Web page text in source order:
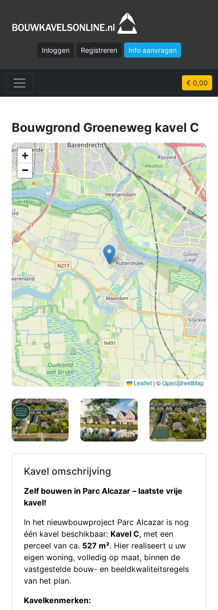
Inloggen Registreren Info aanvragen
€ 0,00
Bouwgrond Groeneweg kavel C
+
−
Leaflet | ©OpenStreetMap
Kavel omschrijving
Zelf bouwen in Parc Alcazar – laatste vrije
kavel!
In het nieuwbouwproject Parc Alcazar is nog
één kavel beschikbaar: Kavel C, met een
perceel van ca. 527 m². Hier realiseert u uw
eigen woning, volledig op maat, binnen de
vastgestelde bouw- en beeldkwaliteitsregels
van het plan.
Kavelkenmerken: